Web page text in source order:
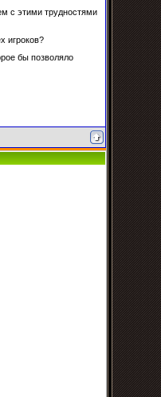
с этими трудностями
игроков?
бы позволяло